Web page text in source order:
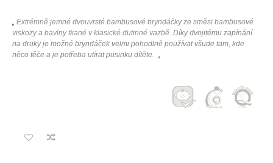
„ Extrémně jemné dvouvrsté bambusové bryndáčky ze směsi bambusové
viskozy a bavlny tkané v klasické dutinné vazbě. Díky dvojitému zapínání
na druky je možné bryndáček velmi pohodlně používat všude tam, kde
něco těče a je potřeba utírat pusinku dítěte. „